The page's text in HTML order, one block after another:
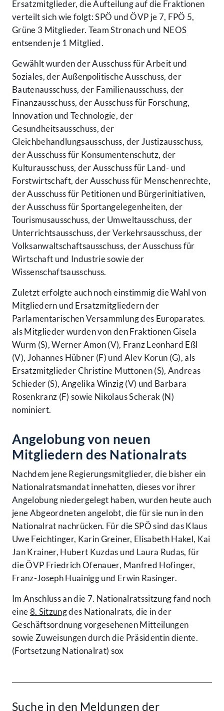
Ersatzmitglieder, die Aufteilung auf die Fraktionen
verteilt sich wie folgt: SPÖ und ÖVP je 7, FPÖ 5,
Grüne 3 Mitglieder. Team Stronach und NEOS
entsenden je 1 Mitglied.
Gewählt wurden der Ausschuss für Arbeit und
Soziales, der Außenpolitische Ausschuss, der
Bautenausschuss, der Familienausschuss, der
Finanzausschuss, der Ausschuss für Forschung,
Innovation und Technologie, der
Gesundheitsausschuss, der
Gleichbehandlungsausschuss, der Justizausschuss,
der Ausschuss für Konsumentenschutz, der
Kulturausschuss, der Ausschuss für Land- und
Forstwirtschaft, der Ausschuss für Menschenrechte,
der Ausschuss für Petitionen und Bürgerinitiativen,
der Ausschuss für Sportangelegenheiten, der
Tourismusausschuss, der Umweltausschuss, der
Unterrichtsausschuss, der Verkehrsausschuss, der
Volksanwaltschaftsausschuss, der Ausschuss für
Wirtschaft und Industrie sowie der
Wissenschaftsausschuss.
Zuletzt erfolgte auch noch einstimmig die Wahl von
Mitgliedern und Ersatzmitgliedern der
Parlamentarischen Versammlung des Europarates.
als Mitglieder wurden von den Fraktionen Gisela
Wurm (S), Werner Amon (V), Franz Leonhard Eßl
(V), Johannes Hübner (F) und Alev Korun (G), als
Ersatzmitglieder Christine Muttonen (S), Andreas
Schieder (S), Angelika Winzig (V) und Barbara
Rosenkranz (F) sowie Nikolaus Scherak (N)
nominiert.
Angelobung von neuen
Mitgliedern des Nationalrats
Nachdem jene Regierungsmitglieder, die bisher ein
Nationalratsmandat innehatten, dieses vor ihrer
Angelobung niedergelegt haben, wurden heute auch
jene Abgeordneten angelobt, die für sie nun in den
Nationalrat nachrücken. Für die SPÖ sind das Klaus
Uwe Feichtinger, Karin Greiner, Elisabeth Hakel, Kai
Jan Krainer, Hubert Kuzdas und Laura Rudas, für
die ÖVP Friedrich Ofenauer, Manfred Hofinger,
Franz-Joseph Huainigg und Erwin Rasinger.
Im Anschluss an die 7. Nationalratssitzung fand noch
eine8. Sitzungdes Nationalrats, die in der
Geschäftsordnung vorgesehenen Mitteilungen
sowie Zuweisungen durch die Präsidentin diente.
(Fortsetzung Nationalrat) sox
Suche in den Meldungen der